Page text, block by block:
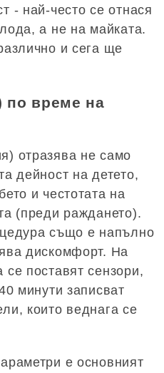
- най-често се отнася
а не на майката.
и сега ще
по време на
отразява не само
дейност на детето,
и честотата на
(преди раждането).
също е напълно
дискомфорт. На
поставят сензори,
минути записват
които веднага се
е основният